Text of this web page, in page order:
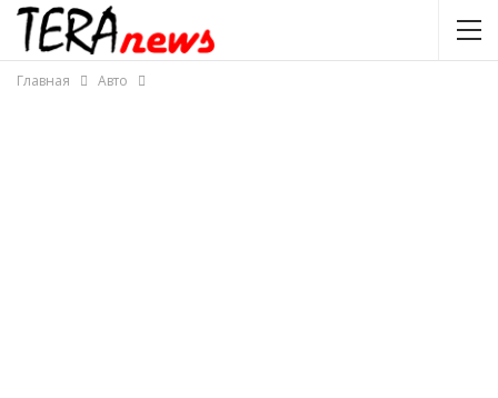
Главная Авто